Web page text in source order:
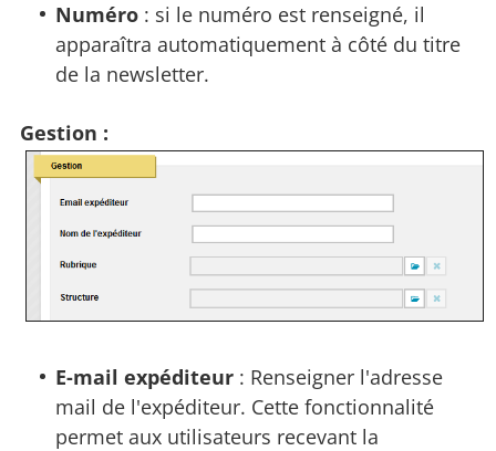
Numéro : si le numéro est renseigné, il
apparaîtra automatiquement à côté du titre
de la newsletter.
Gestion :
E-mail expéditeur : Renseigner l'adresse
mail de l'expéditeur. Cette fonctionnalité
permet aux utilisateurs recevant la